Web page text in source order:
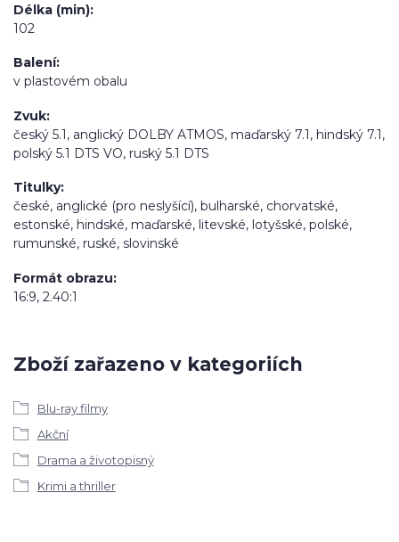
Délka (min)
102
Balení
v plastovém obalu
Zvuk
český 5.1, anglický DOLBY ATMOS, maďarský 7.1, hindský 7.1,
polský 5.1 DTS VO, ruský 5.1 DTS
Titulky
české, anglické (pro neslyšící), bulharské, chorvatské,
estonské, hindské, maďarské, litevské, lotyšské, polské,
rumunské, ruské, slovinské
Formát obrazu
16:9, 2.40:1
Zboží zařazeno v kategoriích
Blu-ray filmy
Akční
Drama a životopisný
Krimi a thriller